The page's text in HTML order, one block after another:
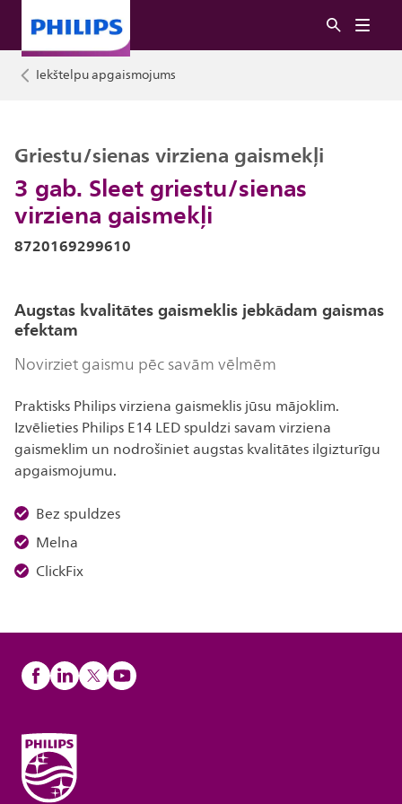
Iekštelpu apgaismojums
3 gab. Sleet griestu/sienas
virziena gaismekļi
Griestu/sienas virziena gaismekļi
8720169299610
Augstas kvalitātes gaismeklis jebkādam gaismas
efektam
Novirziet gaismu pēc savām vēlmēm
Praktisks Philips virziena gaismeklis jūsu mājoklim.
Izvēlieties Philips E14 LED spuldzi savam virziena
gaismeklim un nodrošiniet augstas kvalitātes ilgizturīgu
apgaismojumu.
Bez spuldzes
Melna
ClickFix